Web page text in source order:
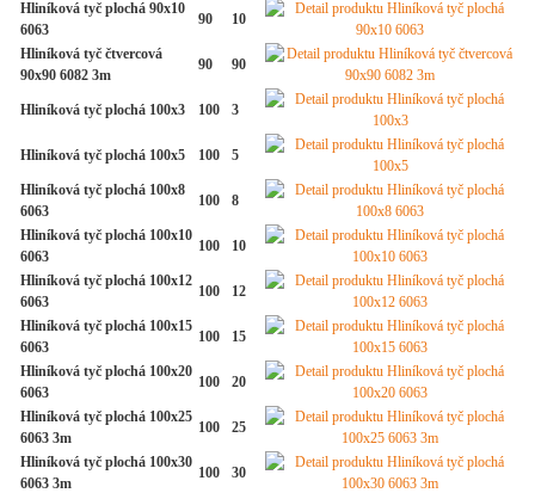
Hliníková tyč plochá 90x10
6063
90 10
Hliníková tyč čtvercová
90x90 6082 3m
90 90
Hliníková tyč plochá 100x3 100 3
Hliníková tyč plochá 100x5 100 5
Hliníková tyč plochá 100x8
6063
100 8
Hliníková tyč plochá 100x10
6063
100 10
Hliníková tyč plochá 100x12
6063
100 12
Hliníková tyč plochá 100x15
6063
100 15
Hliníková tyč plochá 100x20
6063
100 20
Hliníková tyč plochá 100x25
6063 3m
100 25
Hliníková tyč plochá 100x30
6063 3m
100 30